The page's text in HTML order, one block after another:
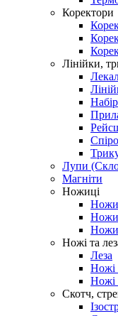
Коректори
Лінійки,
Лупи
Магніти
Ножиці
Ножі та
Леза
Ножі
Ножі
Скотч,